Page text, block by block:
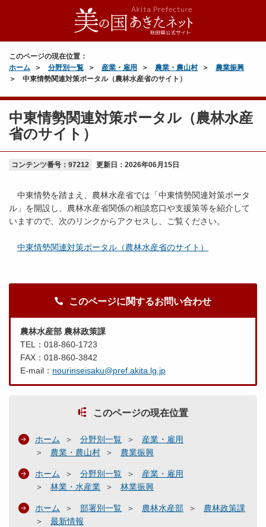
このページの現在位置：
ホーム
分野別一覧 産業・雇用 農業・農山村
農業振興
中東情勢関連対策ポータル（農林水産省のサイト）
中東情勢関連対策ポータル（農林水産
省のサイト）
コンテンツ番号：97212 更新日： 2026年06月15日
中東情勢を踏まえ、農林水産省では「中東情勢関連対策ポータ
ル」を開設し、農林水産省関係の相談窓口や支援策等を紹介して
いますので、次のリンクからアクセスし、ご覧ください。
中東情勢関連対策ポータル（農林水産省のサイト）
このページに関するお問い合わせ
農林水産部 農林政策課
TEL：018-860-1723
FAX：018-860-3842
E-mail： nourinseisaku@pref.akita.lg.jp
このページの現在位置
ホーム 分野別一覧
産業・雇用
農業・農山村
農業振興
ホーム 分野別一覧
産業・雇用
林業・水産業
林業振興
ホーム 部署別一覧 農林水産部
農林政策課
最新情報